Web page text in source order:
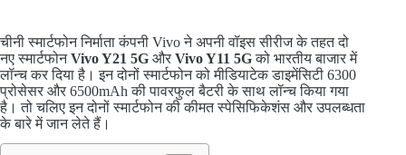
चीनी स्मार्टफोन निर्माता कंपनी Vivo ने अपनी वॉइस सीरीज के तहत दो
नए स्मार्टफोनVivo Y21 5G और Vivo Y11 5Gको भारतीय बाजार में
लॉन्च कर दिया है। इन दोनों स्मार्टफोन को मीडियाटेक डाइमेंसिटी 6300
प्रोसेसर और 6500mAh की पावरफुल बैटरी के साथ लॉन्च किया गया
है। तो चलिए इन दोनों स्मार्टफोन की कीमत स्पेसिफिकेशंस और उपलब्धता
के बारे में जान लेते हैं।